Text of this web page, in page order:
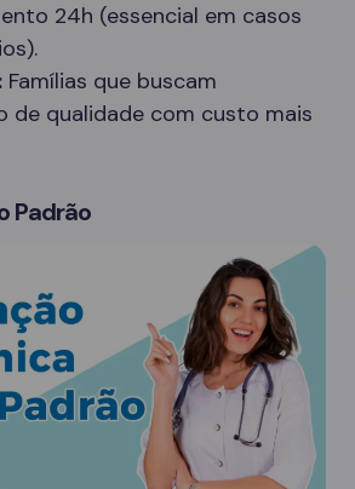
24h (essencial em casos
Famílias que buscam
de qualidade com custo mais
Padrão